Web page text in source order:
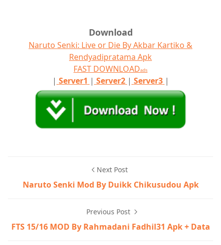
Download
Naruto Senki: Live or Die By Akbar Kartiko &
Rendyadipratama Apk
FAST DOWNLOADads
| Server1 | Server2 | Server3 |
Next Post
Naruto Senki Mod By Duikk Chikusudou Apk
Previous Post
FTS 15/16 MOD By Rahmadani Fadhil31 Apk + Data